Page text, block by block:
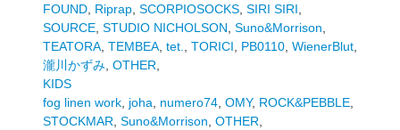
FOUND, Riprap, SCORPIOSOCKS, SIRI SIRI,
SOURCE, STUDIO NICHOLSON, Suno&Morrison,
TEATORA, TEMBEA, tet., TORICI, PB0110, WienerBlut,
瀧川かずみ, OTHER,
KIDS
fog linen work, joha, numero74, OMY, ROCK&PEBBLE,
STOCKMAR, Suno&Morrison, OTHER,